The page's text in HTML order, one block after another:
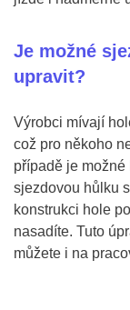
Je možné
upravit?
Výrobci mívají
což pro někoho
případě je
sjezdovou hůlku
konstrukci hole
nasadíte. Tuto
můžete i na